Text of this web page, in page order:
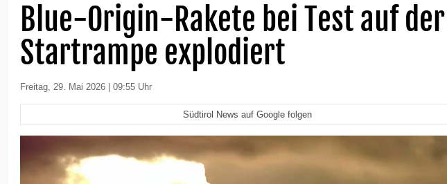
Blue-Origin-Rakete bei Test auf der
Startrampe explodiert
Freitag, 29. Mai 2026 | 09:55 Uhr
Südtirol News auf Google folgen